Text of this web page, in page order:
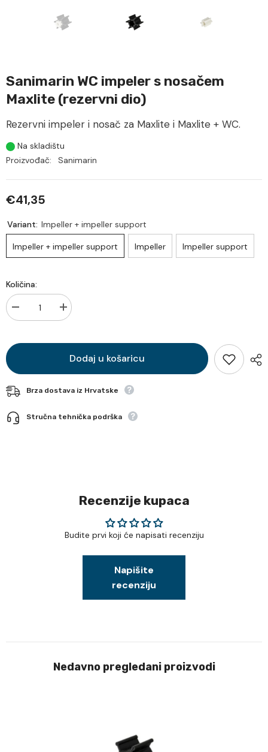
Sanimarin WC impeler s nosačem
Maxlite (rezervni dio)
Rezervni impeler i nosač za Maxlite i Maxlite + WC.
Na skladištu
Proizvođač:
Sanimarin
€41,35
Variant: Impeller + impeller support
Impeller + impeller support Impeller Impeller support
Količina:
količinu
Povećaj
količinu
Dodaj u košaricu
Brza dostava iz Hrvatske
Stručna tehnička podrška
Recenzije kupaca
Budite prvi koji će napisati recenziju
Napišite
recenziju
Nedavno pregledani proizvodi